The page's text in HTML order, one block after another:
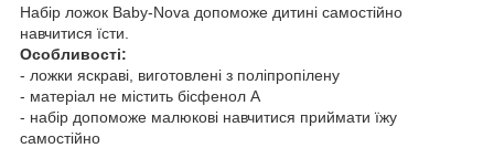
Набір ложок Baby-Nova допоможе дитині самостійно
навчитися їсти.
Особливості:
- ложки яскраві, виготовлені з поліпропілену
- матеріал не містить бісфенол А
- набір допоможе малюкові навчитися приймати їжу
самостійно